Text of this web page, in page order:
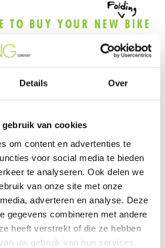
Details Over
gebruik van cookies
om content en advertenties te
voor social media te bieden
te analyseren. Ook delen we
van onze site met onze
adverteren en analyse. Deze
gegevens combineren met andere
heeft verstrekt of die ze hebben
uw gebruik van hun services.
53 47 72 28